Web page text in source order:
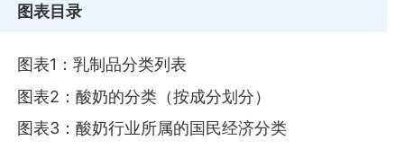
图表目录
图表1：乳制品分类列表
图表2：酸奶的分类（按成分划分）
图表3：酸奶行业所属的国民经济分类